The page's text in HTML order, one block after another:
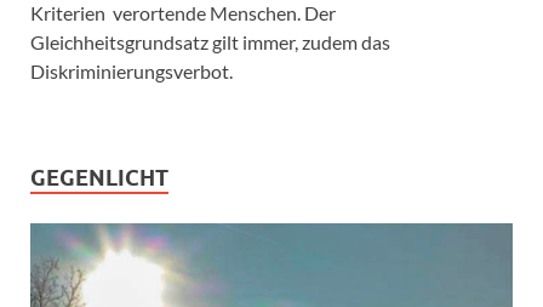
Kriterien verortende Menschen. Der
Gleichheitsgrundsatz gilt immer, zudem das
Diskriminierungsverbot.
GEGENLICHT